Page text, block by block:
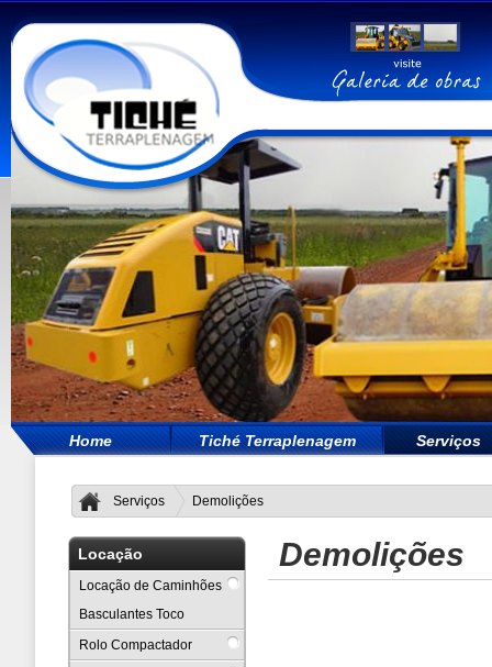
Home Tiché Terraplenagem Serviços
Serviços Demolições
Locação
Locação de Caminhões
Basculantes Toco
Rolo Compactador
Demolições